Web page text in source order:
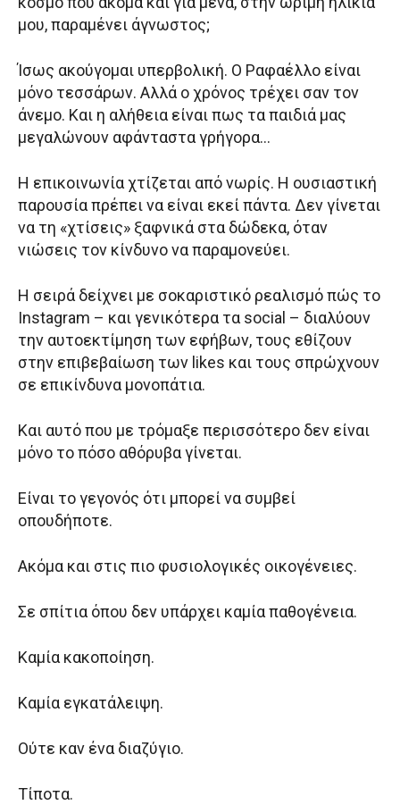
μου, παραμένει άγνωστος;
Ίσως ακούγομαι υπερβολική. Ο Ραφαέλλο είναι
μόνο τεσσάρων. Αλλά ο χρόνος τρέχει σαν τον
άνεμο. Και η αλήθεια είναι πως τα παιδιά μας
μεγαλώνουν αφάνταστα γρήγορα…
Η επικοινωνία χτίζεται από νωρίς. Η ουσιαστική
παρουσία πρέπει να είναι εκεί πάντα. Δεν γίνεται
να τη «χτίσεις» ξαφνικά στα δώδεκα, όταν
νιώσεις τον κίνδυνο να παραμονεύει.
Η σειρά δείχνει με σοκαριστικό ρεαλισμό πώς το
Instagram – και γενικότερα τα social – διαλύουν
την αυτοεκτίμηση των εφήβων, τους εθίζουν
στην επιβεβαίωση των likes και τους σπρώχνουν
σε επικίνδυνα μονοπάτια.
Και αυτό που με τρόμαξε περισσότερο δεν είναι
μόνο το πόσο αθόρυβα γίνεται.
Είναι το γεγονός ότι μπορεί να συμβεί
οπουδήποτε.
Ακόμα και στις πιο φυσιολογικές οικογένειες.
Σε σπίτια όπου δεν υπάρχει καμία παθογένεια.
Καμία κακοποίηση.
Καμία εγκατάλειψη.
Ούτε καν ένα διαζύγιο.
Τίποτα.